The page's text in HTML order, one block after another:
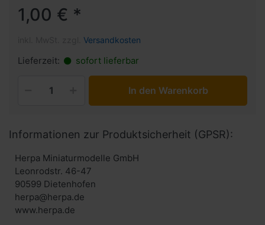
1,00 € *
Versandkosten
Lieferzeit: sofort lieferbar
In den Warenkorb
Informationen zur Produktsicherheit (GPSR):
Herpa Miniaturmodelle GmbH
Leonrodstr. 46-47
90599 Dietenhofen
herpa@herpa.de
www.herpa.de